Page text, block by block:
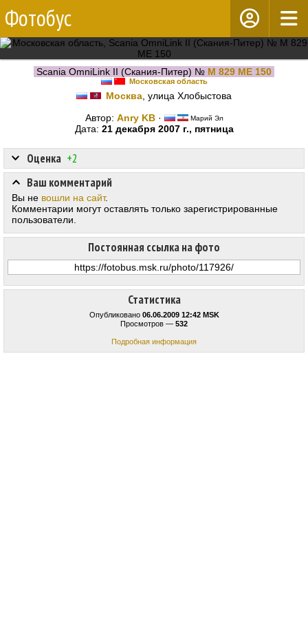
Фотобус
Scania OmniLink II (Скания-Питер) № М 829 МЕ 150
Московская область
Москва , улица Хлобыстова
Автор: Anry KB· Марий Эл
Дата: 21 декабря 2007 г., пятница
Статистика
Опубликовано 06.06.2009 12:42 MSK
Просмотров — 532
Подробная информация
Оценка +2
Постоянная ссылка на фото
Ваш комментарий
Вы не вошли на сайт.
Комментарии могут оставлять только зарегистрированные
пользователи.